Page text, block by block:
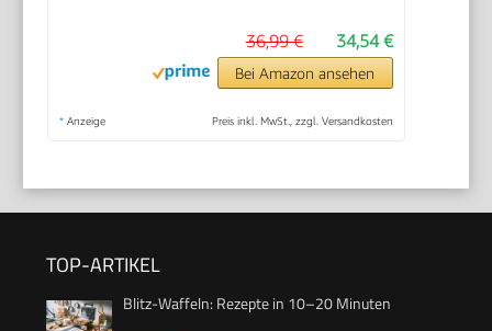
34,54 €
36,99 €
Bei Amazon ansehen
* Anzeige Preis inkl. MwSt., zzgl. Versandkosten
TOP-ARTIKEL
Blitz-Waffeln: Rezepte in 10–20 Minuten